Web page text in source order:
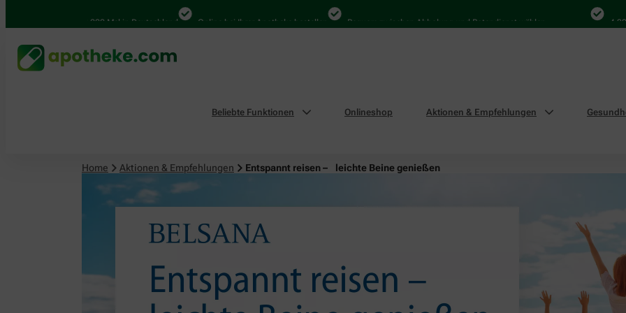
4.000 Mal in Deutschland Online bei Ihrer Apotheke bestellen Bequem zwischen Abholung und Botendienst wählen 4.000 Mal
Beliebte Funktionen Onlineshop Aktionen & Empfehlungen
Home Aktionen & Empfehlungen Entspannt reisen – leichte Beine genießen